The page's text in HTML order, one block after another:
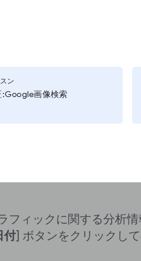
ン
:Google画像検索
ータを使用して、モバ
てトラフィ
フィックに関する分析情
付] ボタンをクリックし